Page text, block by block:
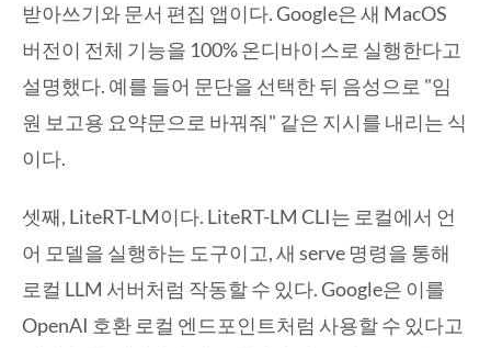
받아쓰기와 문서 편집 앱이다. Google은 새 MacOS
버전이 전체 기능을 100% 온디바이스로 실행한다고
설명했다. 예를 들어 문단을 선택한 뒤 음성으로 "임
원 보고용 요약문으로 바꿔줘" 같은 지시를 내리는 식
이다.
셋째, LiteRT-LM이다. LiteRT-LM CLI는 로컬에서 언
어 모델을 실행하는 도구이고, 새 serve 명령을 통해
로컬 LLM 서버처럼 작동할 수 있다. Google은 이를
OpenAI 호환 로컬 엔드포인트처럼 사용할 수 있다고